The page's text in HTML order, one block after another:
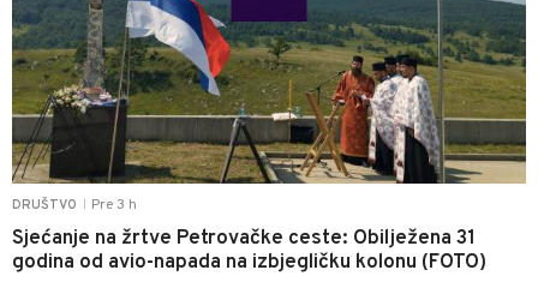
DRUŠTVO Pre 3 h
Sjećanje na žrtve Petrovačke ceste: Obilježena 31
godina od avio-napada na izbjegličku kolonu (FOTO)